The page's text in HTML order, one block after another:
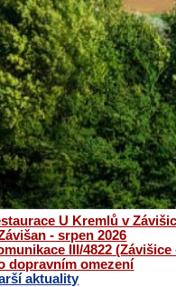
U Kremlů v
- srpen 2026
III/4822 (Závišice
dopravním omezení
aktuality